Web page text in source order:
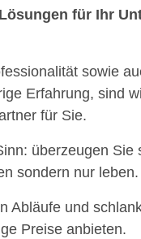
für Ihr
sowie
Erfahrung, sind
für Sie.
überzeugen
sondern nur leben.
Abläufe und
Preise anbieten.